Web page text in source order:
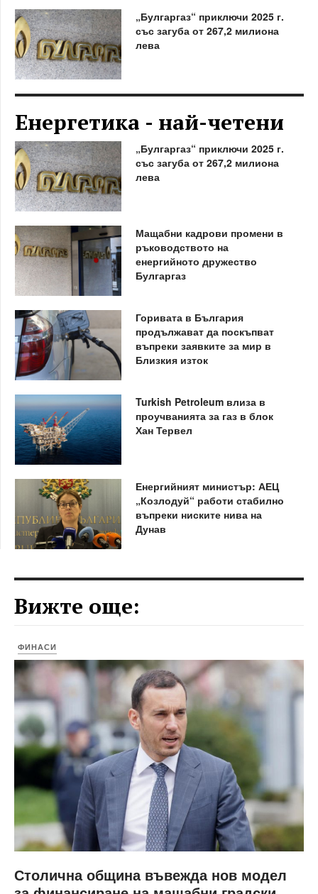
„Булгаргаз“ приключи 2025 г.
със загуба от 267,2 милиона
лева
Енергетика - най-четени
„Булгаргаз“ приключи 2025 г.
със загуба от 267,2 милиона
лева
Мащабни кадрови промени в
ръководството на
енергийното дружество
Булгаргаз
Горивата в България
продължават да поскъпват
въпреки заявките за мир в
Близкия изток
Turkish Petroleum влиза в
проучванията за газ в блок
Хан Тервел
Енергийният министър: АЕЦ
„Козлодуй“ работи стабилно
въпреки ниските нива на
Дунав
Вижте още:
ФИНАСИ
Столична община въвежда нов модел